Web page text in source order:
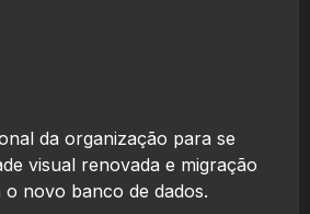
da organização para se
visual renovada e migração
novo banco de dados.